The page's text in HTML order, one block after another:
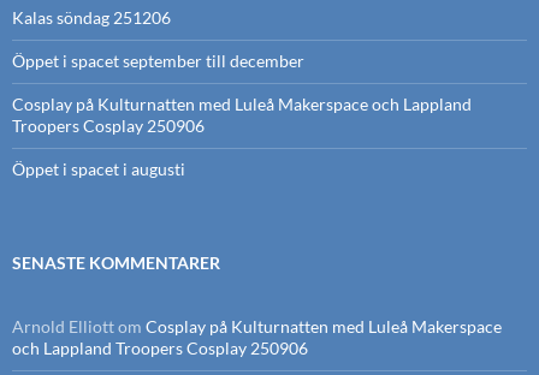
Kalas söndag 251206
Öppet i spacet september till december
Cosplay på Kulturnatten med Luleå Makerspace och Lappland
Troopers Cosplay 250906
Öppet i spacet i augusti
SENASTE KOMMENTARER
Arnold Elliottom Cosplay på Kulturnatten med Luleå Makerspace
och Lappland Troopers Cosplay 250906